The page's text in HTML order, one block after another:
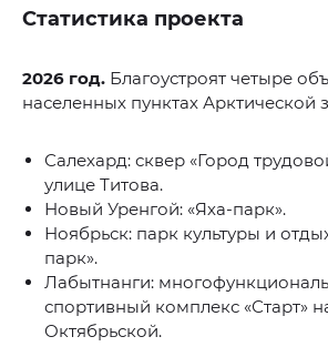
Статистика проекта
2026 год. Благоустроят четыре
населенных пунктах Арктической
Салехард: сквер «Город
улице Титова.
Новый Уренгой: «Яха-парк».
Ноябрьск: парк культуры и
парк».
Лабытнанги:
спортивный комплекс «Старт»
Октябрьской.